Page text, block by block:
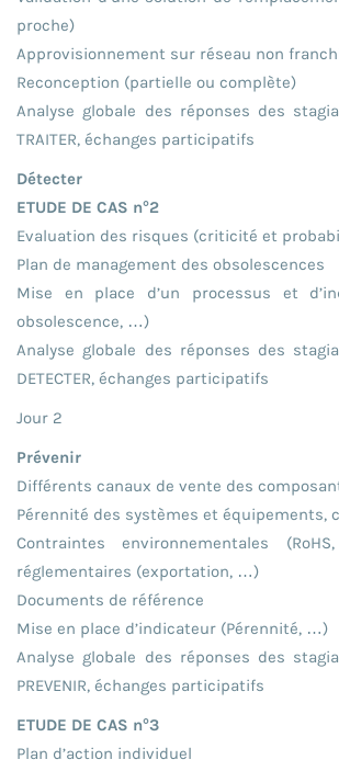
proche)
Approvisionnement sur réseau non
Reconception (partielle ou complète)
Analyse globale des réponses des
TRAITER, échanges participatifs
Détecter
ETUDE DE CAS n°2
Evaluation des risques (criticité et
Plan de management des obsolescences
Mise en place d’un processus et
obsolescence, …)
Analyse globale des réponses des
DETECTER, échanges participatifs
Jour 2
Prévenir
Différents canaux de vente des
Pérennité des systèmes et équipements,
Contraintes environnementales
réglementaires (exportation, …)
Documents de référence
Mise en place d’indicateur (Pérennité, …)
Analyse globale des réponses des
PREVENIR, échanges participatifs
ETUDE DE CAS n°3
Plan d’action individuel